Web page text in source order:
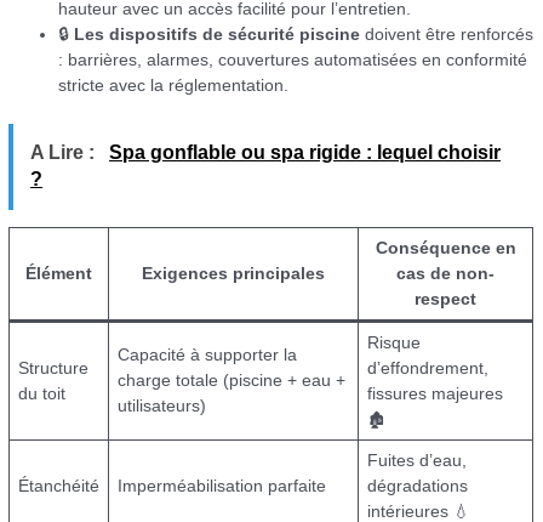
hauteur avec un accès facilité pour l’entretien.
🔒 Les dispositifs de sécurité piscine doivent être renforcés
: barrières, alarmes, couvertures automatisées en conformité
stricte avec la réglementation.
A Lire :
Spa gonflable ou spa rigide : lequel choisir
?
Élément Exigences principales
Conséquence en
cas de non-
respect
Structure
du toit
Capacité à supporter la
charge totale (piscine + eau +
utilisateurs)
Risque
d’effondrement,
fissures majeures
🏚
Étanchéité Imperméabilisation parfaite
Fuites d’eau,
dégradations
intérieures 💧